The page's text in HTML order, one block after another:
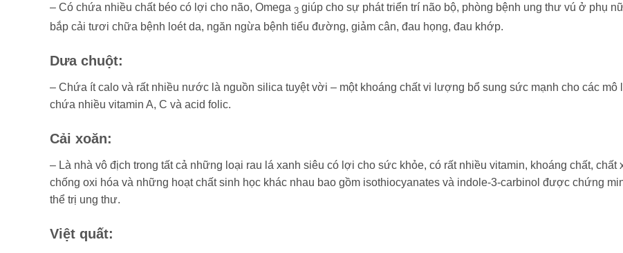
– Có chứa nhiều chất béo có lợi cho não, Omega 3 giúp cho sự phát triển trí não bộ, phòng bệnh ung thư vú ở phụ
bắp cải tươi chữa bệnh loét da, ngăn ngừa bệnh tiểu đường, giảm cân, đau họng, đau khớp.
Dưa chuột:
– Chứa ít calo và rất nhiều nước là nguồn silica tuyệt vời – một khoáng chất vi lượng bổ sung sức mạnh cho các mô
chứa nhiều vitamin A, C và acid folic.
Cải xoăn:
– Là nhà vô địch trong tất cả những loại rau lá xanh siêu có lợi cho sức khỏe, có rất nhiều vitamin, khoáng chất, chất
chống oxi hóa và những hoạt chất sinh học khác nhau bao gồm isothiocyanates và indole-3-carbinol được chứng
thể trị ung thư.
Việt quất: